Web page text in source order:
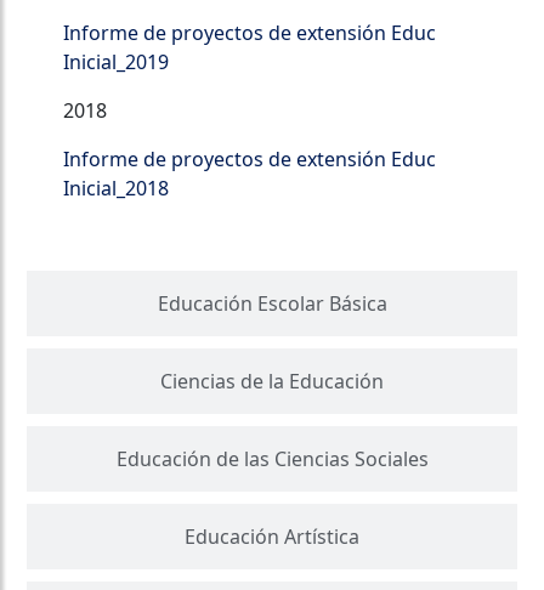
Educación Escolar Básica
Ciencias de la Educación
Educación de las Ciencias Sociales
Educación Artística
Informe de proyectos de extensión Educ
Inicial_2019
2018
Informe de proyectos de extensión Educ
Inicial_2018